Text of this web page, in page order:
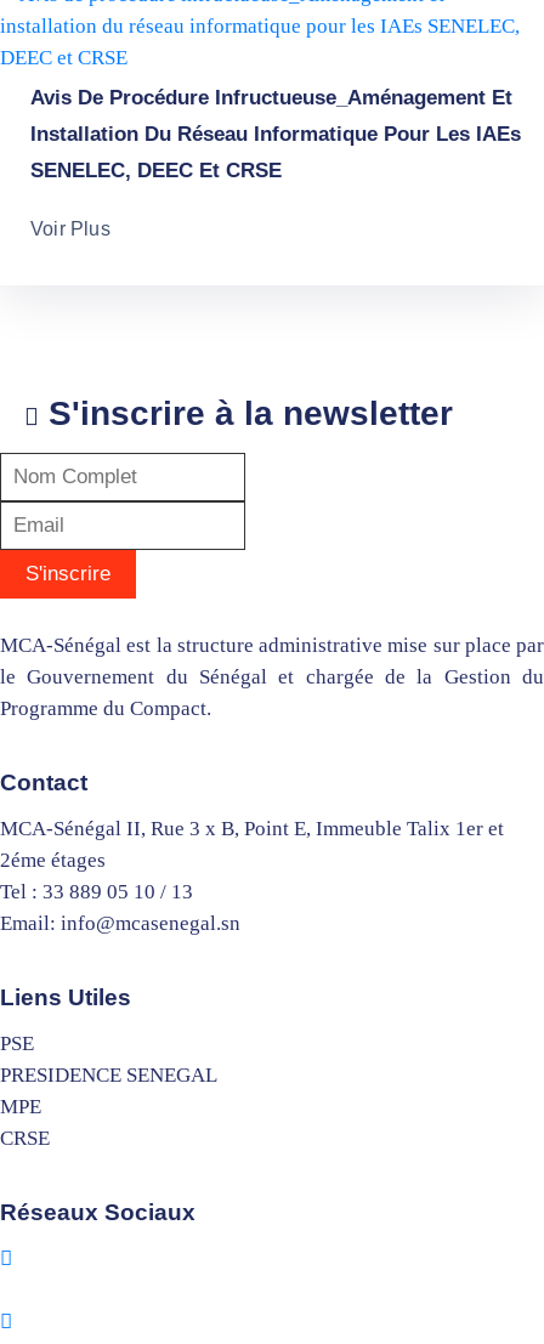
Avis De Procédure Infructueuse_Aménagement Et
Installation Du Réseau Informatique Pour Les IAEs
SENELEC, DEEC Et CRSE
Voir Plus
S'inscrire à la newsletter
MCA-Sénégal est la structure administrative mise sur place par
le Gouvernement du Sénégal et chargée de la Gestion du
Programme du Compact.
Contact
MCA-Sénégal II, Rue 3 x B, Point E, Immeuble Talix 1er et
2éme étages
Tel : 33 889 05 10 / 13
Email: info@mcasenegal.sn
Liens Utiles
PSE
PRESIDENCE SENEGAL
MPE
CRSE
Réseaux Sociaux